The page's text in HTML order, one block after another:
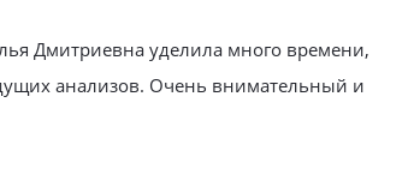
Дмитриевна уделила много времени,
анализов. Очень внимательный и